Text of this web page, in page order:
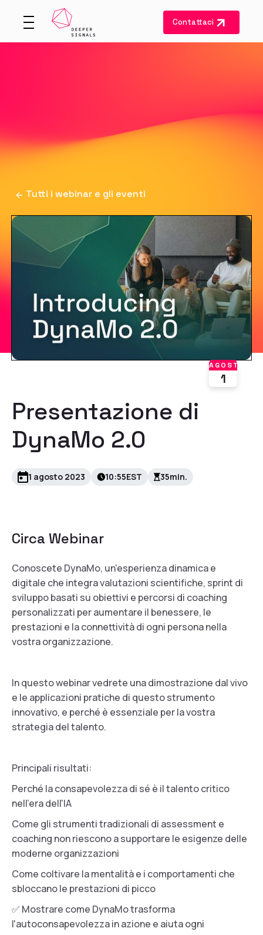
Contattaci
Tutti i webinar e gli eventi
AGOSTO
1
Presentazione di
DynaMo 2.0
1 agosto 2023 10:55EST 35min.
Circa Webinar
Conoscete DynaMo, un'esperienza dinamica e
digitale che integra valutazioni scientifiche, sprint di
sviluppo basati su obiettivi e percorsi di coaching
personalizzati per aumentare il benessere, le
prestazioni e la connettività di ogni persona nella
vostra organizzazione.
In questo webinar vedrete una dimostrazione dal vivo
e le applicazioni pratiche di questo strumento
innovativo, e perché è essenziale per la vostra
strategia del talento.
Principali risultati:
Perché la consapevolezza di sé è il talento critico
nell'era dell'IA
Come gli strumenti tradizionali di assessment e
coaching non riescono a supportare le esigenze delle
moderne organizzazioni
Come coltivare la mentalità e i comportamenti che
sbloccano le prestazioni di picco
✅ Mostrare come DynaMo trasforma
l'autoconsapevolezza in azione e aiuta ogni